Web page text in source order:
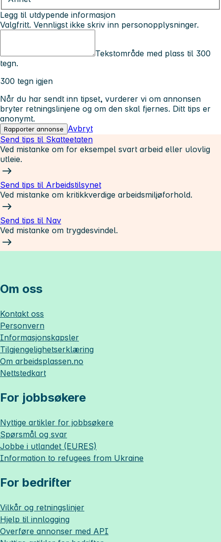
Legg til utdypende informasjon
Valgfritt. Vennligst ikke skriv inn personopplysninger.
Tekstområde med plass til 300
tegn.
300 tegn igjen
Når du har sendt inn tipset, vurderer vi om annonsen
bryter retningslinjene og om den skal fjernes. Ditt tips er
anonymt.
Rapporter annonse
Avbryt
Send tips til Skatteetaten
Ved mistanke om for eksempel svart arbeid eller ulovlig
utleie.
Send tips til Arbeidstilsynet
Ved mistanke om kritikkverdige arbeidsmiljøforhold.
Send tips til Nav
Ved mistanke om trygdesvindel.
Om oss
Kontakt oss
Personvern
Informasjonskapsler
Tilgjengelighetserklæring
Om arbeidsplassen.no
Nettstedkart
For jobbsøkere
Nyttige artikler for jobbsøkere
Spørsmål og svar
Jobbe i utlandet (EURES)
Information to refugees from Ukraine
For bedrifter
Vilkår og retningslinjer
Hjelp til innlogging
Overføre annonser med API